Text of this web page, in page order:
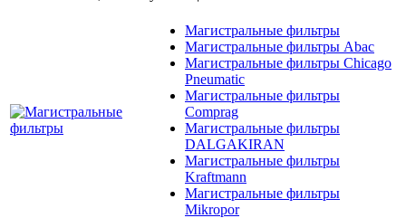
Магистральные фильтры
Магистральные фильтры Abac
Магистральные фильтры Chicago
Pneumatic
Магистральные фильтры
Comprag
Магистральные фильтры
DALGAKIRAN
Магистральные фильтры
Kraftmann
Магистральные фильтры
Mikropor